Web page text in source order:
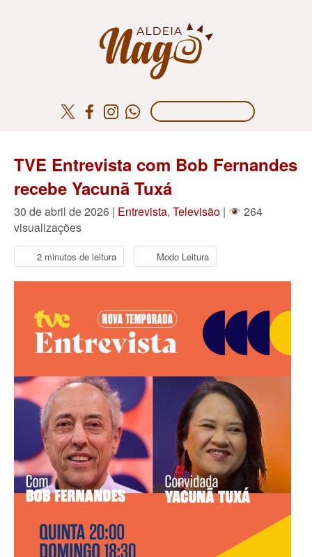
TVE Entrevista com Bob Fernandes
recebe Yacunã Tuxá
30 de abril de 2026 | Entrevista, Televisão |
264
visualizações
2 minutos de leitura Modo Leitura